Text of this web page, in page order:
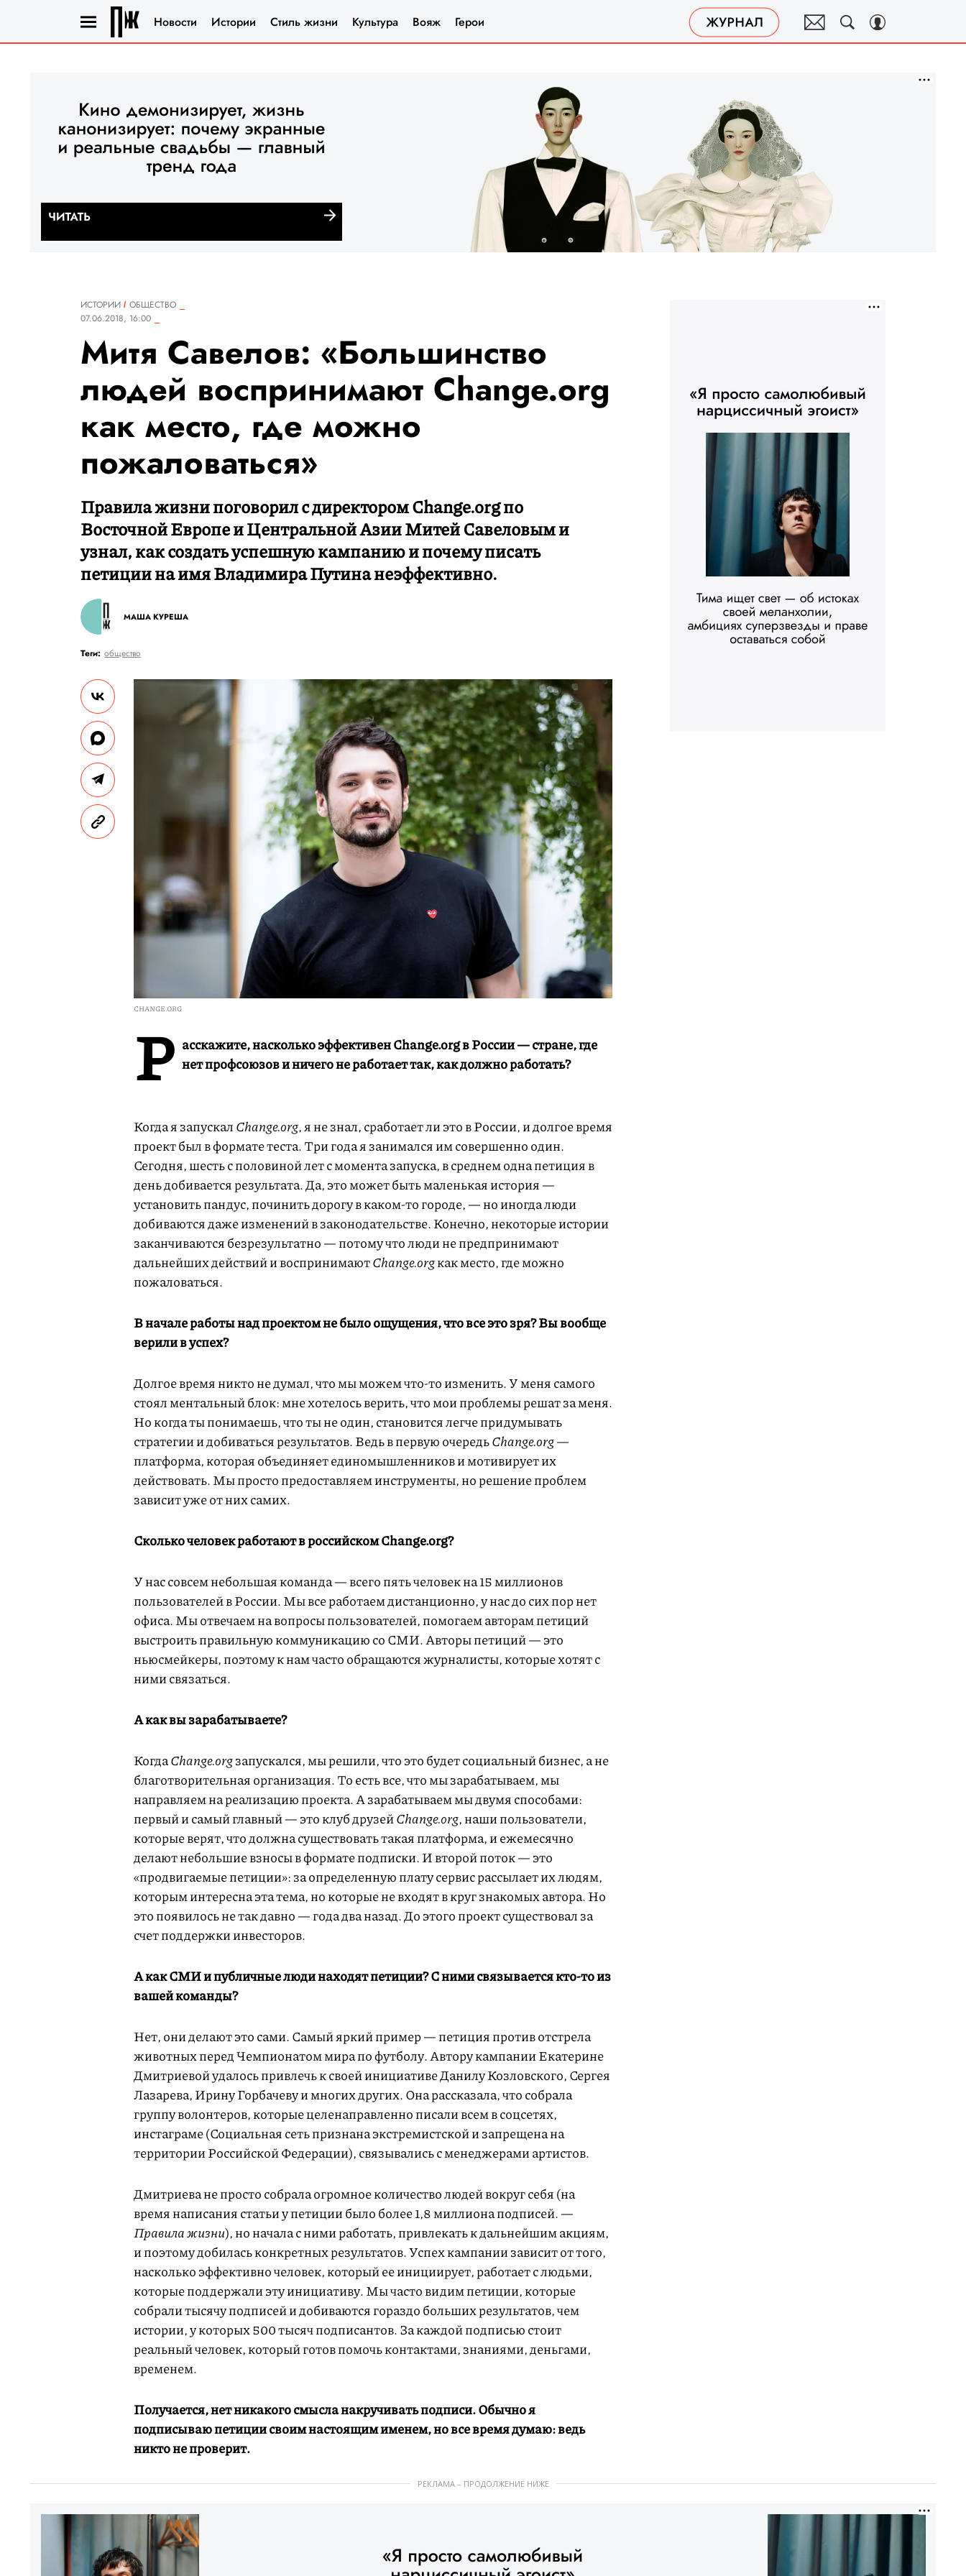
Новости Истории Стиль жизни Культура Вояж Герои
ИСТОРИИ
ОБЩЕСТВО
07.06.2018, 16:00
Митя Савелов: «Большинство
людей воспринимают Change.org
как место, где можно
пожаловаться»
Правила жизни поговорил с директором Change.org по
Восточной Европе и Центральной Азии Митей Савеловым и
узнал, как создать успешную кампанию и почему писать
петиции на имя Владимира Путина неэффективно.
МАША КУРЕША
Теги: общество
СHANGE.ORG
Р асскажите, насколько эффективен Change.org в России — стране, где
нет профсоюзов и ничего не работает так, как должно работать?
Когда я запускалChange.org, я не знал, сработает ли это в России, и долгое время
проект был в формате теста. Три года я занимался им совершенно один.
Сегодня, шесть с половиной лет с момента запуска, в среднем одна петиция в
день добивается результата. Да, это может быть маленькая история —
установить пандус, починить дорогу в каком-то городе, — но иногда люди
добиваются даже изменений в законодательстве. Конечно, некоторые истории
заканчиваются безрезультатно — потому что люди не предпринимают
дальнейших действий и воспринимаютChange.orgкак место, где можно
пожаловаться.
В начале работы над проектом не было ощущения, что все это зря? Вы вообще
верили в успех?
Долгое время никто не думал, что мы можем что-то изменить. У меня самого
стоял ментальный блок: мне хотелось верить, что мои проблемы решат за меня.
Но когда ты понимаешь, что ты не один, становится легче придумывать
стратегии и добиваться результатов. Ведь в первую очередьChange.org—
платформа, которая объединяет единомышленников и мотивирует их
действовать. Мы просто предоставляем инструменты, но решение проблем
зависит уже от них самих.
Сколько человек работают в российском Change.org?
У нас совсем небольшая команда — всего пять человек на 15 миллионов
пользователей в России. Мы все работаем дистанционно, у нас до сих пор нет
офиса. Мы отвечаем на вопросы пользователей, помогаем авторам петиций
выстроить правильную коммуникацию со СМИ. Авторы петиций — это
ньюсмейкеры, поэтому к нам часто обращаются журналисты, которые хотят с
ними связаться.
А как вы зарабатываете?
КогдаChange.orgзапускался, мы решили, что это будет социальный бизнес, а не
благотворительная организация. То есть все, что мы зарабатываем, мы
направляем на реализацию проекта. А зарабатываем мы двумя способами:
первый и самый главный — это клуб друзейChange.org, наши пользователи,
которые верят, что должна существовать такая платформа, и ежемесячно
делают небольшие взносы в формате подписки. И второй поток — это
«продвигаемые петиции»: за определенную плату сервис рассылает их людям,
которым интересна эта тема, но которые не входят в круг знакомых автора. Но
это появилось не так давно — года два назад. До этого проект существовал за
счет поддержки инвесторов.
А как СМИ и публичные люди находят петиции? С ними связывается кто-то из
вашей команды?
Нет, они делают это сами. Самый яркий пример — петиция против отстрела
животных перед Чемпионатом мира по футболу. Автору кампании Екатерине
Дмитриевой удалось привлечь к своей инициативе Данилу Козловского, Сергея
Лазарева, Ирину Горбачеву и многих других. Она рассказала, что собрала
группу волонтеров, которые целенаправленно писали всем в соцсетях,
инстаграме (Социальная сеть признана экстремистской и запрещена на
территории Российской Федерации), связывались с менеджерами артистов.
Дмитриева не просто собрала огромное количество людей вокруг себя (на
время написания статьи у петиции было более 1,8 миллиона подписей. —
Правила жизни), но начала с ними работать, привлекать к дальнейшим акциям,
и поэтому добилась конкретных результатов. Успех кампании зависит от того,
насколько эффективно человек, который ее инициирует, работает с людьми,
которые поддержали эту инициативу. Мы часто видим петиции, которые
собрали тысячу подписей и добиваются гораздо больших результатов, чем
истории, у которых 500 тысяч подписантов. За каждой подписью стоит
реальный человек, который готов помочь контактами, знаниями, деньгами,
временем.
Получается, нет никакого смысла накручивать подписи. Обычно я
подписываю петиции своим настоящим именем, но все время думаю: ведь
никто не проверит.
РЕКЛАМА – ПРОДОЛЖЕНИЕ НИЖЕ